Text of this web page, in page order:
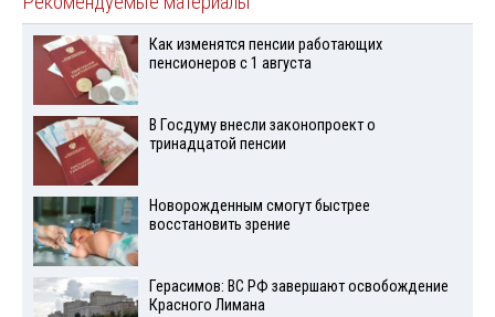
Как изменятся пенсии работающих
пенсионеров с 1 августа
В Госдуму внесли законопроект о
тринадцатой пенсии
Новорожденным смогут быстрее
восстановить зрение
Герасимов: ВС РФ завершают освобождение
Красного Лимана